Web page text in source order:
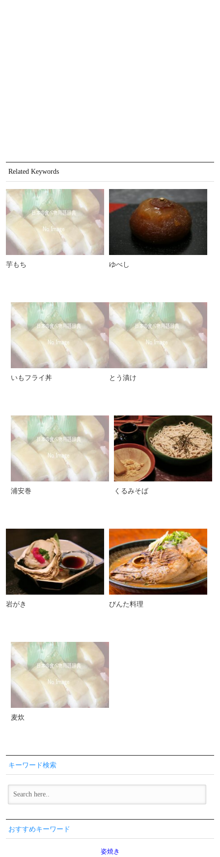
Related Keywords
芋もち ゆべし
いもフライ丼 とう漬け
浦安巻 くるみそば
岩がき びんた料理
麦炊
キーワード検索
おすすめキーワード
姿焼き